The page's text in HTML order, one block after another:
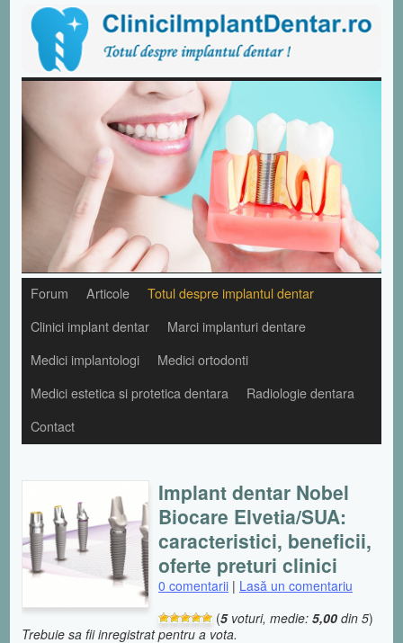
Forum Articole
Totul despre implantul dentar
Clinici implant dentar
Marci implanturi dentare
Medici implantologi
Medici ortodonti
Medici estetica si protetica dentara
Radiologie dentara
Contact
Implant dentar Nobel
Biocare Elvetia/SUA:
caracteristici, beneficii,
oferte preturi clinici
0 comentarii | Lasă un comentariu
(5voturi, medie: 5,00 din 5)
Trebuie sa fii inregistrat pentru a vota.